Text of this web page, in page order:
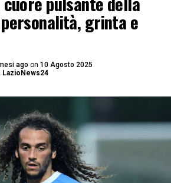
personalità, grinta e
ago on 10 Agosto 2025
LazioNews24